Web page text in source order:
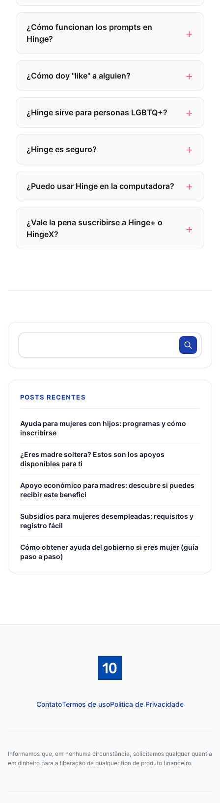
¿Cómo funcionan los prompts en
Hinge?
¿Cómo doy "like" a alguien?
¿Hinge sirve para personas LGBTQ+?
¿Hinge es seguro?
¿Puedo usar Hinge en la computadora?
¿Vale la pena suscribirse a Hinge+ o
HingeX?
POSTS RECENTES
Ayuda para mujeres con hijos: programas y cómo
inscribirse
¿Eres madre soltera? Estos son los apoyos
disponibles para ti
Apoyo económico para madres: descubre si puedes
recibir este benefici
Subsidios para mujeres desempleadas: requisitos y
registro fácil
Cómo obtener ayuda del gobierno si eres mujer (guía
paso a paso)
ContatoTermos de usoPolitica de Privacidade
Informamos que, em nenhuma circunstância, solicitamos qualquer quantia
em dinheiro para a liberação de qualquer tipo de produto financeiro.